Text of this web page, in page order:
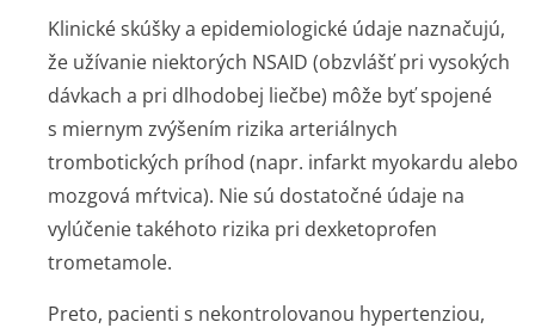
Klinické skúšky a epidemiologické údaje naznačujú,
že užívanie niektorých NSAID (obzvlášť pri vysokých
dávkach a pri dlhodobej liečbe) môže byť spojené
s miernym zvýšením rizika arteriálnych
trombotických príhod (napr. infarkt myokardu alebo
mozgová mŕtvica). Nie sú dostatočné údaje na
vylúčenie takéhoto rizika pri dexketoprofen
trometamole.
Preto, pacienti s nekontrolovanou hypertenziou,